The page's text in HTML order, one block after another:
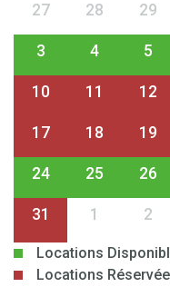
27
28 29
3 4 5
10 11 12
17 18 19
24 25 26
31 1 2
Locations
Locations